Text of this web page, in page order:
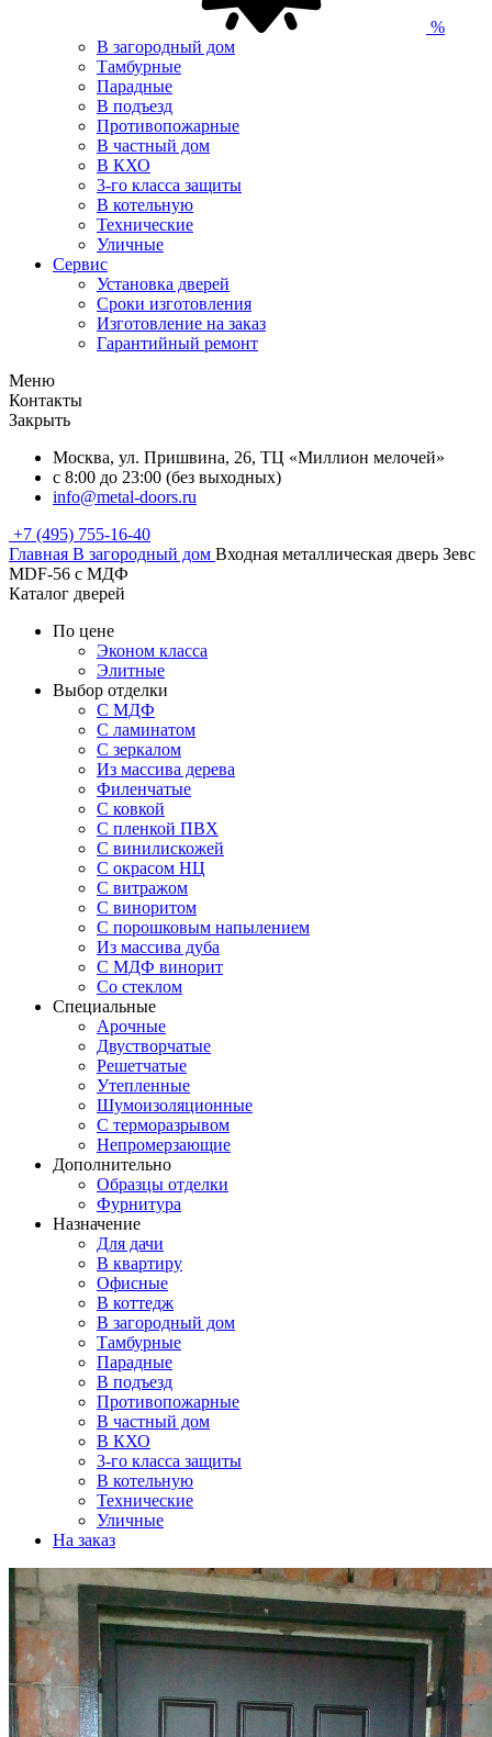
%
В загородный дом
Тамбурные
Парадные
В подъезд
Противопожарные
В частный дом
В КХО
3-го класса защиты
В котельную
Технические
Уличные
Сервис
Установка дверей
Сроки изготовления
Изготовление на заказ
Гарантийный ремонт
Меню
Контакты
Закрыть
Москва, ул. Пришвина, 26, ТЦ «Миллион мелочей»
с 8:00 до 23:00 (без выходных)
info@metal-doors.ru
+7 (495) 755-16-40
Главная В загородный дом Входная металлическая дверь Зевс
MDF-56 с МДФ
Каталог дверей
По цене
Эконом класса
Элитные
Выбор отделки
С МДФ
С ламинатом
С зеркалом
Из массива дерева
Филенчатые
С ковкой
С пленкой ПВХ
С винилискожей
С окрасом НЦ
С витражом
С виноритом
С порошковым напылением
Из массива дуба
С МДФ винорит
Со стеклом
Специальные
Арочные
Двустворчатые
Решетчатые
Утепленные
Шумоизоляционные
С терморазрывом
Непромерзающие
Дополнительно
Образцы отделки
Фурнитура
Назначение
Для дачи
В квартиру
Офисные
В коттедж
В загородный дом
Тамбурные
Парадные
В подъезд
Противопожарные
В частный дом
В КХО
3-го класса защиты
В котельную
Технические
Уличные
На заказ